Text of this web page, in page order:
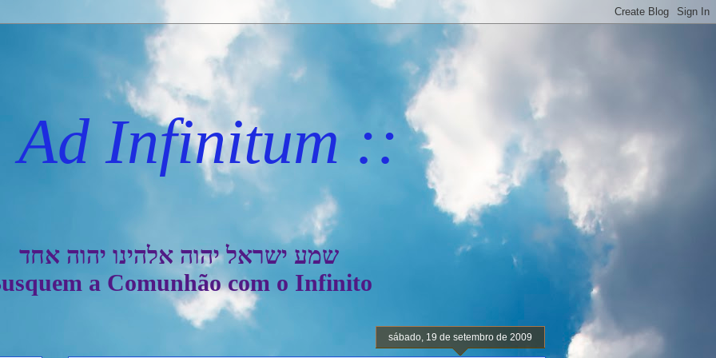
Infinitum ::
שמע ישראל יהוה אלהינו יהוה אחד
a Comunhão com o Infinito
sábado, 19 de setembro de 2009